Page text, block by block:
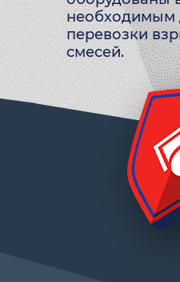
необходимым
перевозки
смесей.